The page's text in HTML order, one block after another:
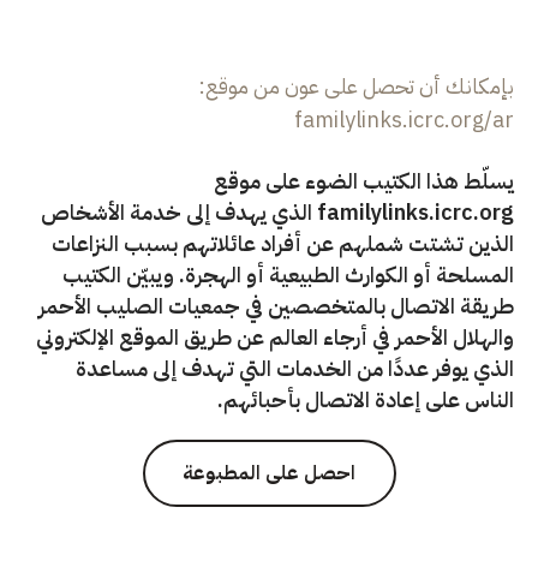
بإمكانك أن تحصل على عون من موقع:
familylinks.icrc.org/ar
يسلّط هذا الكتيب الضوء على موقع
familylinks.icrc.org الذي يهدف إلى خدمة الأشخاص
الذين تشتت شملهم عن أفراد عائلاتهم بسبب النزاعات
المسلحة أو الكوارث الطبيعية أو الهجرة. ويبيّن الكتيب
طريقة الاتصال بالمتخصصين في جمعيات الصليب الأحمر
والهلال الأحمر في أرجاء العالم عن طريق الموقع الإلكتروني
الذي يوفر عددًا من الخدمات التي تهدف إلى مساعدة
الناس على إعادة الاتصال بأحبائهم.
احصل على المطبوعة